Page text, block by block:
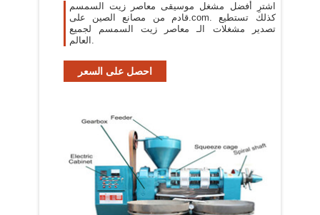
اشترِ أفضل مشغل موسيقى معاصر زيت السمسم
قادم من مصانع الصين على.com. كذلك تستطيع
تصدير مشغلات الـ معاصر زيت السمسم لجميع
العالم.
احصل على السعر